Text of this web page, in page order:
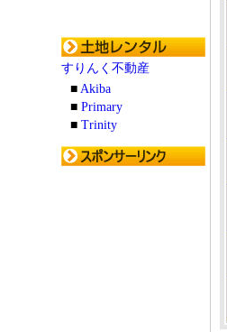
すりんく不動産
■ Akiba
■ Primary
■ Trinity